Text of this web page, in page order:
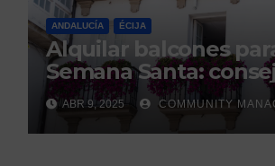
ANDALUCÍA ÉCIJA
Alquilar balcones
Semana Santa:
legales de la
Española de
ABR 9, 2025 COMMUNITY